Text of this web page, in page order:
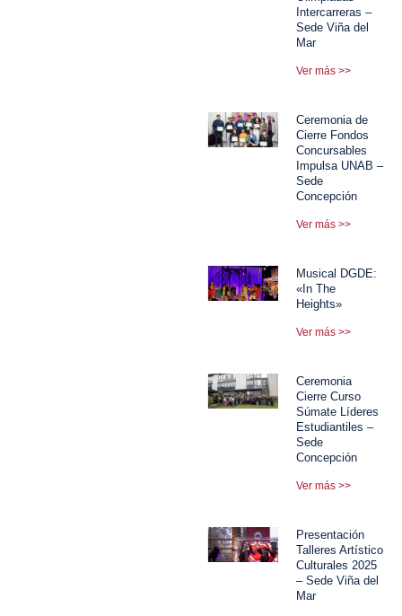
Intercarreras –
Sede Viña del
Mar
Ver más >>
Ceremonia de
Cierre Fondos
Concursables
Impulsa UNAB –
Sede
Concepción
Ver más >>
Musical DGDE:
«In The
Heights»
Ver más >>
Ceremonia
Cierre Curso
Súmate Líderes
Estudiantiles –
Sede
Concepción
Ver más >>
Presentación
Talleres Artístico
Culturales 2025
– Sede Viña del
Mar